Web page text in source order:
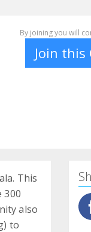
By joining you will
Join
This
300
also
to